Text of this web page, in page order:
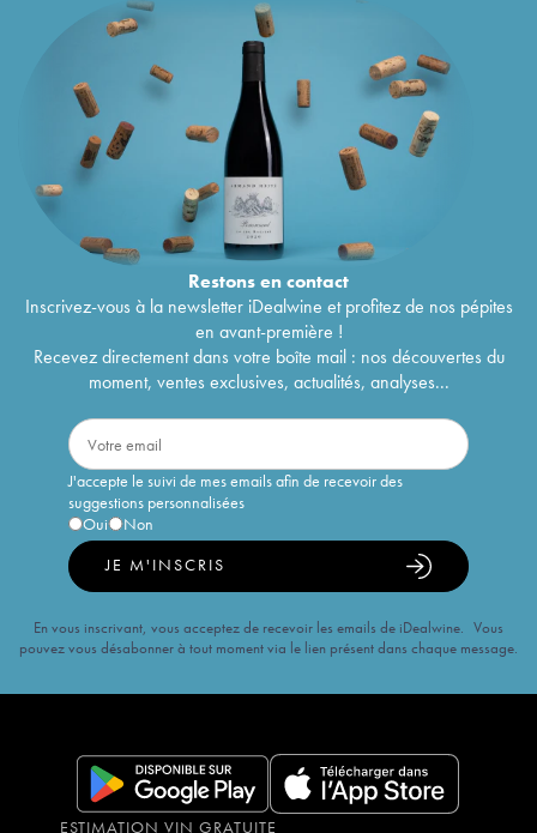
Restons encontact
Inscrivez-vous à la newsletter iDealwine et profitez de nos pépites
en avant-première !
Recevez directement dans votre boîte mail : nos découvertes du
moment, ventes exclusives, actualités, analyses...
J'accepte le suivi de mes emails afin de recevoir des
suggestions personnalisées
Oui
Non
JE M'INSCRIS
En vous inscrivant, vous acceptez de recevoir les emails de iDealwine. Vous
pouvez vous désabonner à tout moment via le lien présent dans chaque message.
ESTIMATION VIN GRATUITE